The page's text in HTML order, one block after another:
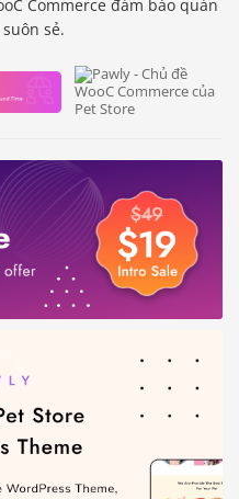
Commerce đảm bảo quản
sẻ.